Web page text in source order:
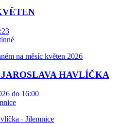
na měsíc květen 2026
HAVLÍČKA
do 16:00
- Jilemnice